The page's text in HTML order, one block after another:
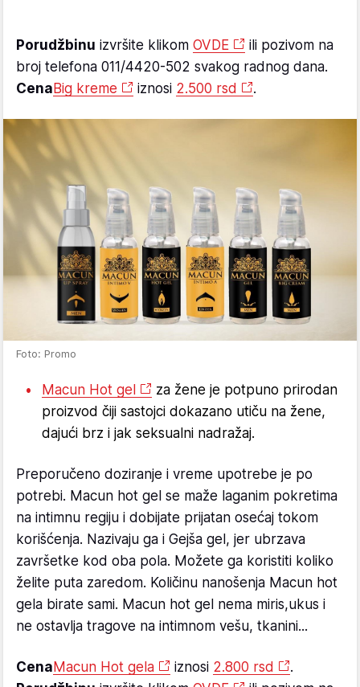
Porudžbinu izvršite klikom OVDE
ili pozivom na
broj telefona 011/4420-502 svakog radnog dana.
CenaBig kreme iznosi 2.500 rsd .
Foto: Promo
Macun Hot gel
za žene je potpuno prirodan
proizvod čiji sastojci dokazano utiču na žene,
dajući brz i jak seksualni nadražaj.
Preporučeno doziranje i vreme upotrebe je po
potrebi. Macun hot gel se maže laganim pokretima
na intimnu regiju i dobijate prijatan osećaj tokom
korišćenja. Nazivaju ga i Gejša gel, jer ubrzava
završetke kod oba pola. Možete ga koristiti koliko
želite puta zaredom. Količinu nanošenja Macun hot
gela birate sami. Macun hot gel nema miris,ukus i
ne ostavlja tragove na intimnom vešu, tkanini...
CenaMacun Hot gela iznosi 2.800 rsd
.